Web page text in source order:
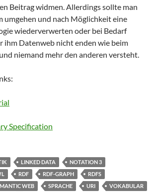
Beitrag widmen. Allerdings sollte man
umgehen und nach Möglichkeit eine
wiederverwerten oder bei Bedarf
ihm Datenweb nicht enden wie beim
und niemand mehr den anderen versteht.
Specification
LINKED DATA
NOTATION 3
RDF RDF-GRAPH
RDFS
WEB SPRACHE URI
VOKABULAR